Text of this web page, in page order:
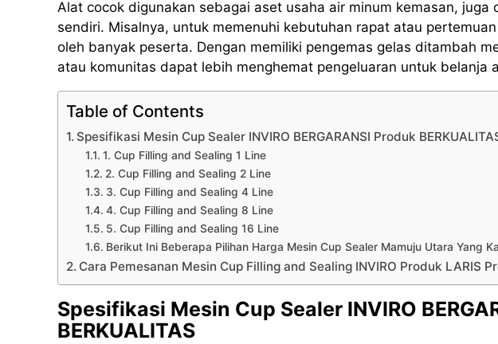
Alat cocok digunakan sebagai aset usaha air minum kemasan, juga
sendiri. Misalnya, untuk memenuhi kebutuhan rapat atau
oleh banyak peserta. Dengan memiliki pengemas gelas ditambah
atau komunitas dapat lebih menghemat pengeluaran untuk belanja
Table of Contents
Spesifikasi Mesin Cup Sealer INVIRO BERGARANSI Produk
1. Cup Filling and Sealing 1 Line
2. Cup Filling and Sealing 2 Line
3. Cup Filling and Sealing 4 Line
4. Cup Filling and Sealing 8 Line
5. Cup Filling and Sealing 16 Line
Berikut Ini Beberapa Pilihan Harga Mesin Cup Sealer Mamuju Utara Yang
Cara Pemesanan Mesin Cup Filling and Sealing INVIRO Produk LARIS
Spesifikasi Mesin Cup Sealer INVIRO
BERKUALITAS